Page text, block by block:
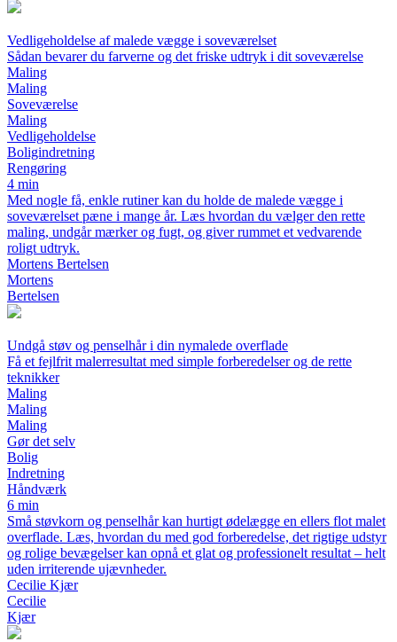
Vedligeholdelse af malede vægge i soveværelset
Sådan bevarer du farverne og det friske udtryk i dit soveværelse
Maling
Maling
Soveværelse
Maling
Vedligeholdelse
Boligindretning
Rengøring
4 min
Med nogle få, enkle rutiner kan du holde de malede vægge i
soveværelset pæne i mange år. Læs hvordan du vælger den rette
maling, undgår mærker og fugt, og giver rummet et vedvarende
roligt udtryk.
Mortens Bertelsen
Mortens
Bertelsen
Undgå støv og penselhår i din nymalede overflade
Få et fejlfrit malerresultat med simple forberedelser og de rette
teknikker
Maling
Maling
Maling
Gør det selv
Bolig
Indretning
Håndværk
6 min
Små støvkorn og penselhår kan hurtigt ødelægge en ellers flot malet
overflade. Læs, hvordan du med god forberedelse, det rigtige udstyr
og rolige bevægelser kan opnå et glat og professionelt resultat – helt
uden irriterende ujævnheder.
Cecilie Kjær
Cecilie
Kjær